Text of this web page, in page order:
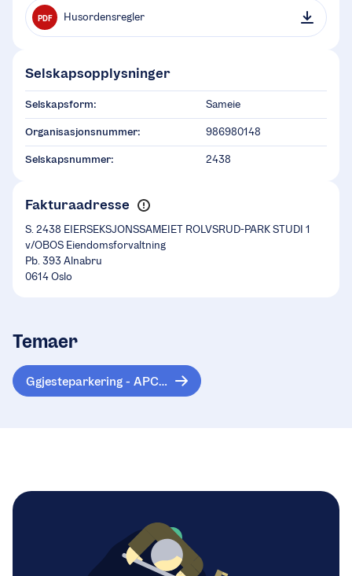
PDF Husordensregler
Selskapsopplysninger
Selskapsform: Sameie
Organisasjonsnummer: 986980148
Selskapsnummer: 2438
Fakturaadresse
S. 2438 EIERSEKSJONSSAMEIET ROLVSRUD-PARK STUDI 1
v/OBOS Eiendomsforvaltning
Pb. 393 Alnabru
0614 Oslo
Temaer
Ggjesteparkering - APCOA